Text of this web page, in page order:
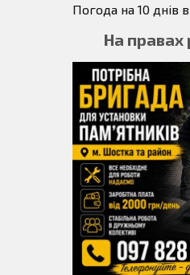
Погода на 10 днів
На правах